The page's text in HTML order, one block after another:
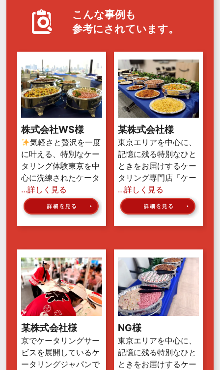
こんな事例も
参考にされています。
株式会社WS様
気軽さと贅沢を一度
に叶える、特別なケー
タリング体験東京を中
心に洗練されたケータ
…詳しく見る
某株式会社様
東京エリアを中心に、
記憶に残る特別なひと
ときをお届けするケー
タリング専門店「ケー
…詳しく見る
某株式会社様
京でケータリングサー
ビスを展開しているケ
ータリングジャパンで
NG様
東京エリアを中心に、
記憶に残る特別なひと
ときをお届けするケー